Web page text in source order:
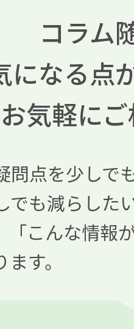
コラム
になる点
お気軽に
問点を少し
でも減らした
「こんな情報
す。